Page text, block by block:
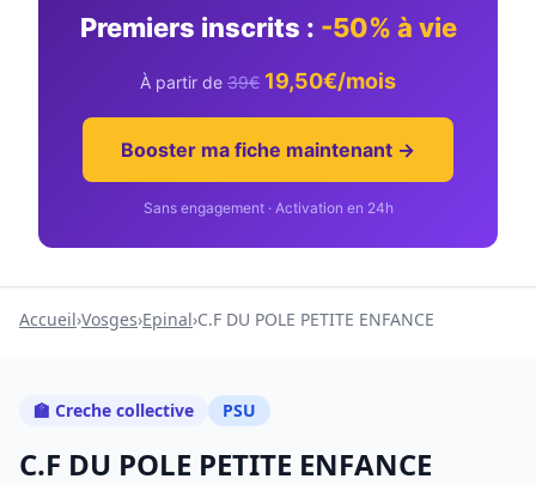
Premiers inscrits : -50% à vie
À partir de 39€ 19,50€/mois
Booster ma fiche maintenant →
Sans engagement · Activation en 24h
Accueil›Vosges›Epinal›C.F DU POLE PETITE ENFANCE
🏫 Creche collective PSU
C.F DU POLE PETITE ENFANCE